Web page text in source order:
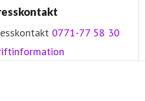
0771-77 58 30